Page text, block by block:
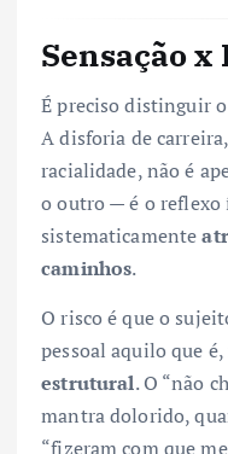
Sensação x
É preciso distinguir o
A disforia de
racialidade, não é
o outro — é o
sistematicamente
caminhos.
O risco é que o
pessoal aquilo que
estrutural. O “não
mantra dolorido,
“fizeram com que